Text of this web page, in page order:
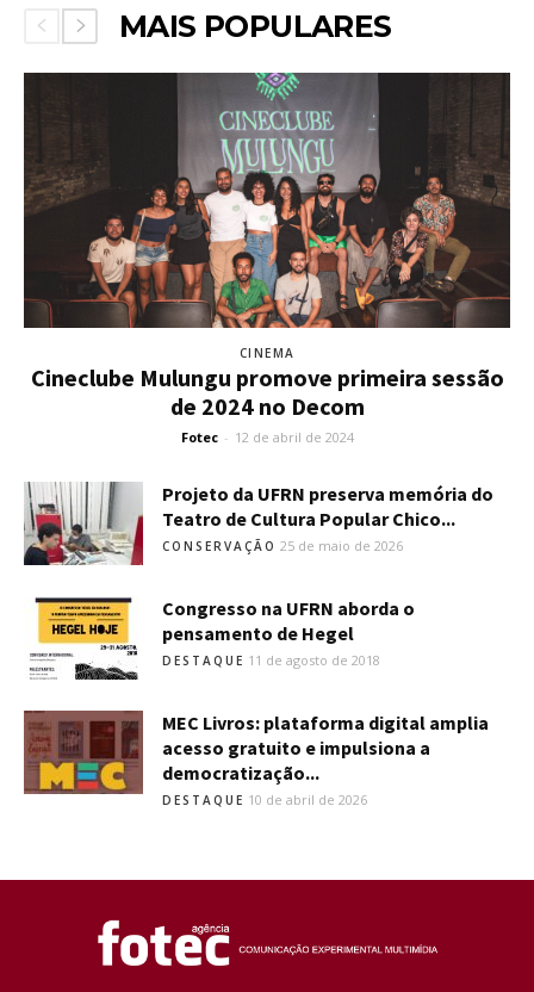
MAIS POPULARES
CINEMA
Cineclube Mulungu promove primeira sessão
de 2024 no Decom
Fotec - 12 de abril de 2024
Projeto da UFRN preserva memória do
Teatro de Cultura Popular Chico...
CONSERVAÇÃO 25 de maio de 2026
Congresso na UFRN aborda o
pensamento de Hegel
DESTAQUE 11 de agosto de 2018
MEC Livros: plataforma digital amplia
acesso gratuito e impulsiona a
democratização...
DESTAQUE 10 de abril de 2026